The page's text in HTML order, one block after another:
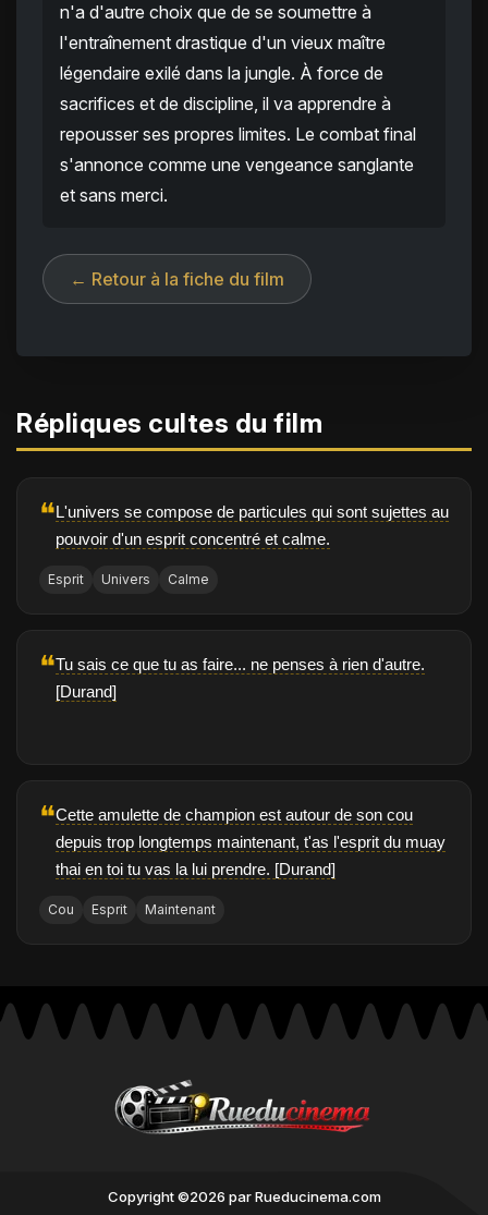
n'a d'autre choix que de se soumettre à
l'entraînement drastique d'un vieux maître
légendaire exilé dans la jungle. À force de
sacrifices et de discipline, il va apprendre à
repousser ses propres limites. Le combat final
s'annonce comme une vengeance sanglante
et sans merci.
← Retour à la fiche du film
Répliques cultes du film
❝L'univers se compose de particules qui sont sujettes au
pouvoir d'un esprit concentré et calme.
Esprit Univers Calme
❝Tu sais ce que tu as faire... ne penses à rien d'autre.
[Durand]
❝Cette amulette de champion est autour de son cou
depuis trop longtemps maintenant, t'as l'esprit du muay
thai en toi tu vas la lui prendre. [Durand]
Cou Esprit Maintenant
Copyright ©2026 par Rueducinema.com